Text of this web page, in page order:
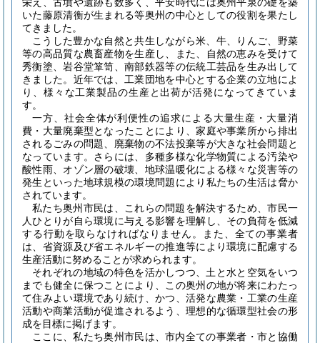
いた藤原清衡が生まれる等奥州の中心としての役割を果たし
てきました。
こうした豊かな自然と共生しながら米、牛、りんご、野菜
等の高品質な農畜産物を生産し、また、自然の恵みを受けて
秀衡塗、岩谷堂箪笥、南部鉄器等の伝統工芸品を生み出して
きました。近年では、工業団地を中心とする企業の立地によ
り、様々な工業製品の生産と出荷が活発になってきていま
す。
一方、社会全体が利便性の追求による大量生産・大量消
費・大量廃棄型となったことにより、家庭や事業所から排出
されるごみの問題、廃棄物の不法投棄等が大きな社会問題と
なっています。さらには、多種多様な化学物質による汚染や
酸性雨、オゾン層の破壊、地球温暖化による様々な災害等の
発生といった地球規模の環境問題により私たちの生活は脅か
されています。
私たち奥州市民は、これらの問題を解決するため、市民一
人ひとりが自ら環境に与える影響を理解し、その負荷を低減
する行動を取らなければなりません。また、全ての事業者
は、省資源及び省エネルギーの推進等により環境に配慮する
生産活動に努めることが求められます。
それぞれの地域の特色を活かしつつ、土と水と空気をいつ
までも健全に保つことにより、この奥州の地が将来にわたっ
て住みよい環境であり続け、かつ、活発な農業・工業の生産
活動や商業活動が促進されるよう、理想的な循環型社会の形
成を目標に掲げます。
ここに、私たち奥州市民は、市内全ての事業者・市と協働